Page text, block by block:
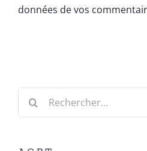
données de vos
Rechercher: